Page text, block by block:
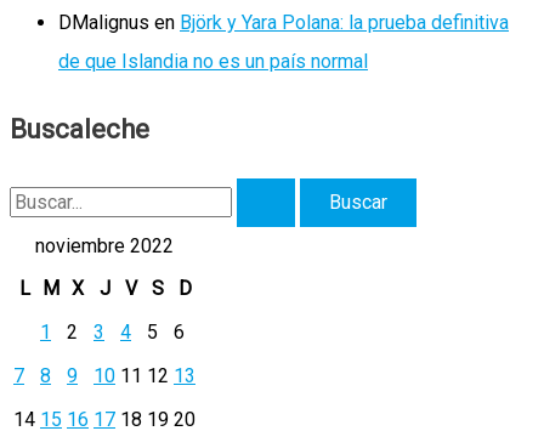
DMalignus en Björk y Yara Polana: la prueba definitiva
de que Islandia no es un país normal
Buscaleche
B
r
p
noviembre 2022
L
M X J V S
D
1
2 3 4 5
6
7
8 9 10 11 12 13
14 15 16 17 18 19 20